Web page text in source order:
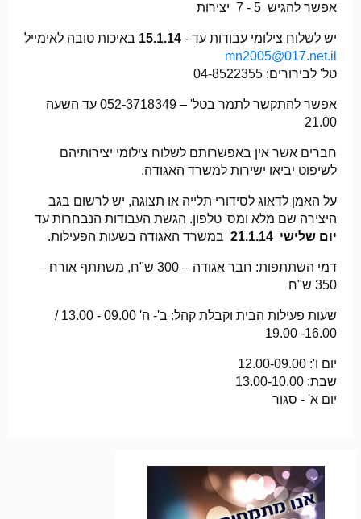
אפשר להגיש 5 - 7 יצירות
יש לשלוח צילומי עבודות עד - 15.1.14 באיכות טובה לאימייל
mn2005@017.net.il
טל' לבירורים: 04-8522355
אפשר להתקשר לתמר בטל' – 052-3718349 עד השעה
21.00
חברים אשר אין באפשרותם לשלוח צילומי יצירותיהם
לשיפוט יביאו ישירות למשרד האגודה.
על האמן לדאוג לסידורי תלייה או תצוגה, יש לרשום בגב
היצירה שם מלא ומס' טלפון. הגשת העבודות הנבחרות עד
יום שלישי 21.1.14
במשרד האגודה בשעות הפעילות.
דמי השתתפות: חבר אגודה – 300 ש"ח, משתתף אורח –
350 ש"ח
שעות פעילות הבית וקבלת קהל: ב'- ה' 09.00 - 13.00 /
16.00- 19.00
יום ו': 12.00-09.00
שבת: 13.00-10.00
יום א' - סגור